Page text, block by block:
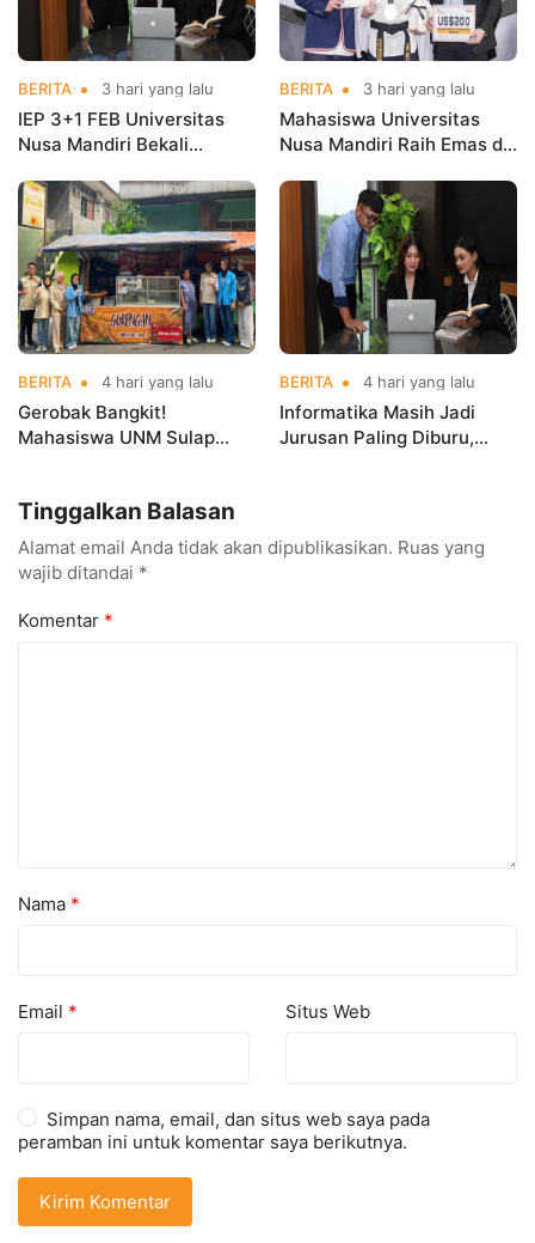
BERITA 3 hari yang lalu
IEP 3+1 FEB Universitas
Nusa Mandiri Bekali
Kerja Sebelum Lulus
BERITA 3 hari yang lalu
Mahasiswa Universitas
Nusa Mandiri Raih Emas di
Indonesia Open
Championships 2026
BERITA 4 hari yang lalu
Gerobak Bangkit!
Mahasiswa UNM Sulap
BERITA 4 hari yang lalu
Informatika Masih Jadi
Jurusan Paling Diburu,
Tinggalkan Balasan
Alamat email Anda tidak akan dipublikasikan. Ruas yang
wajib ditandai *
Komentar *
Nama *
Email * Situs Web
Simpan nama, email, dan situs web saya pada
peramban ini untuk komentar saya berikutnya.